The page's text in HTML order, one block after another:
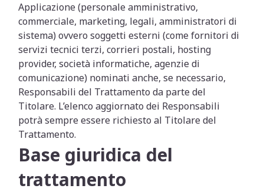
Applicazione (personale amministrativo,
commerciale, marketing, legali, amministratori di
sistema) ovvero soggetti esterni (come fornitori di
servizi tecnici terzi, corrieri postali, hosting
provider, società informatiche, agenzie di
comunicazione) nominati anche, se necessario,
Responsabili del Trattamento da parte del
Titolare. L’elenco aggiornato dei Responsabili
potrà sempre essere richiesto al Titolare del
Trattamento.
Base giuridica del
trattamento